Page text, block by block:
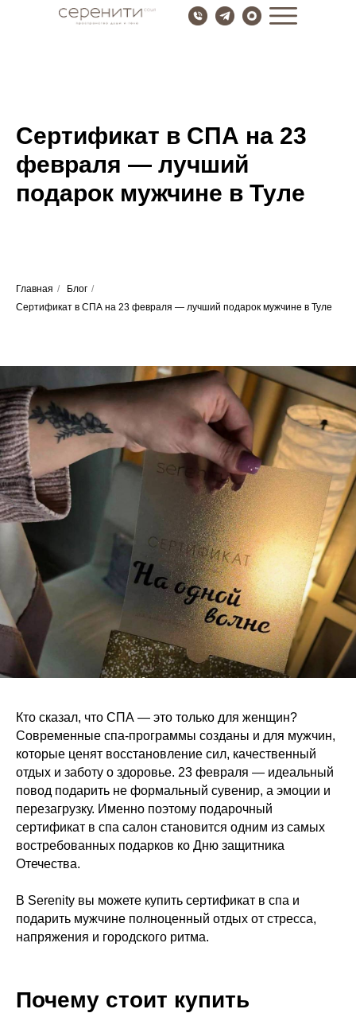
Сертификат в СПА на 23
февраля — лучший
подарок мужчине в Туле
Главная / Блог /
Сертификат в СПА на 23 февраля — лучший подарок мужчине в Туле
Кто сказал, что СПА — это только для женщин?
Современные спа-программы созданы и для мужчин,
которые ценят восстановление сил, качественный
отдых и заботу о здоровье. 23 февраля — идеальный
повод подарить не формальный сувенир, а эмоции и
перезагрузку. Именно поэтому подарочный
сертификат в спа салон становится одним из самых
востребованных подарков ко Дню защитника
Отечества.
В Serenity вы можете купить сертификат в спа и
подарить мужчине полноценный отдых от стресса,
напряжения и городского ритма.
Почему стоит купить